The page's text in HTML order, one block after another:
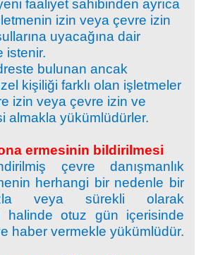
faaliyet sahibinden ayrıca
izin veya çevre izin
uyacağına dair
istenir.
bulunan ancak
kişiliği farklı olan işletmeler
izin veya çevre izin ve
almakla yükümlüdürler.
ermesinin bildirilmesi
çevre danışmanlık
herhangi bir nedenle bir
veya sürekli olarak
halinde otuz gün içerisinde
haber vermekle yükümlüdür.